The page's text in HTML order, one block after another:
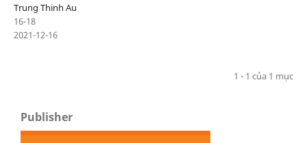
Trung Thinh Au
16-18
2021-12-16
1 - 1 của 1 mục
Publisher